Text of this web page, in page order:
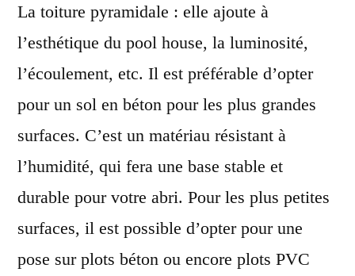
La toiture pyramidale : elle ajoute à
l’esthétique du pool house, la luminosité,
l’écoulement, etc. Il est préférable d’opter
pour un sol en béton pour les plus grandes
surfaces. C’est un matériau résistant à
l’humidité, qui fera une base stable et
durable pour votre abri. Pour les plus petites
surfaces, il est possible d’opter pour une
pose sur plots béton ou encore plots PVC